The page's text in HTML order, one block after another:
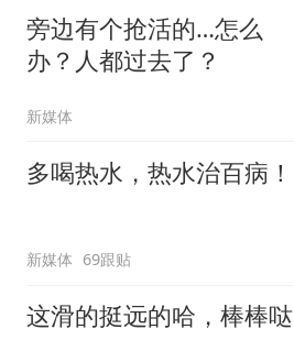
旁边有个抢活的…怎么
办？人都过去了？
新媒体
多喝热水，热水治百病！
新媒体 69跟贴
这滑的挺远的哈，棒棒哒